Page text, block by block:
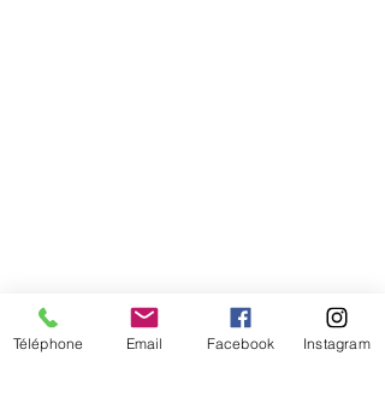
Téléphone Email Facebook Instagram